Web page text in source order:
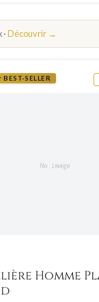
Découvrir →
BEST-SELLER
Homme